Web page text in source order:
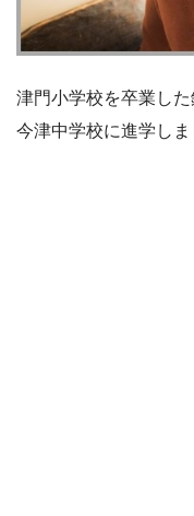
津門小学校を卒業し
今津中学校に進学しま